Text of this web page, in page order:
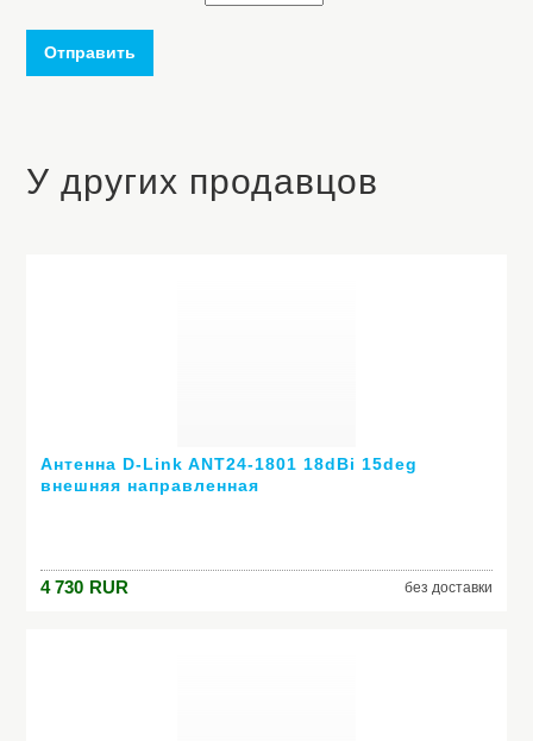
Отправить
У других продавцов
Антенна D-Link ANT24-1801 18dBi 15deg
внешняя направленная
4 730 RUR без доставки